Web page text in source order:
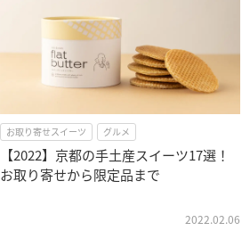
お取り寄せスイーツ グルメ
【2022】京都の手土産スイーツ17選！
お取り寄せから限定品まで
2022.02.06